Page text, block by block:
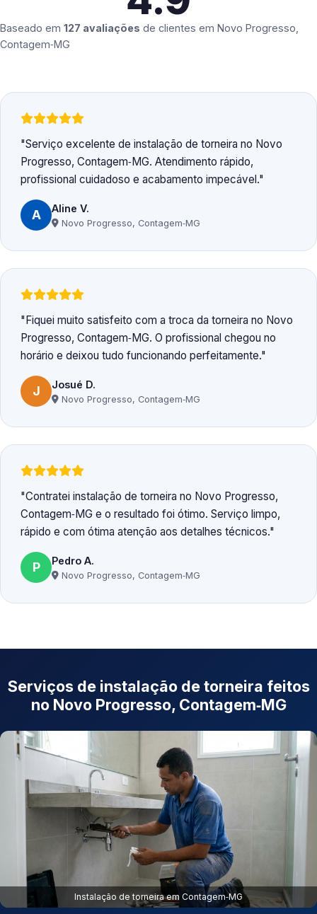
Baseado em 127 avaliações de clientes em Novo Progresso,
Contagem‑MG
Serviço excelente de instalação de torneira no Novo
Progresso, Contagem‑MG. Atendimento rápido,
profissional cuidadoso e acabamento impecável.
A Aline V.
Novo Progresso, Contagem‑MG
Fiquei muito satisfeito com a troca da torneira no Novo
Progresso, Contagem‑MG. O profissional chegou no
horário e deixou tudo funcionando perfeitamente.
J Josué D.
Novo Progresso, Contagem‑MG
Contratei instalação de torneira no Novo Progresso,
Contagem‑MG e o resultado foi ótimo. Serviço limpo,
rápido e com ótima atenção aos detalhes técnicos.
P Pedro A.
Novo Progresso, Contagem‑MG
Serviços de instalação de torneira feitos
no Novo Progresso, Contagem‑MG
Instalação de torneira em Contagem‑MG